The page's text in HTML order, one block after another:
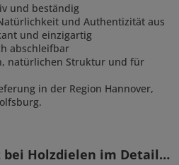
und beständig
und Authentizität aus
und einzigartig
abschleifbar
natürlichen Struktur und für
in der Region Hannover,
Holzdielen im Detail…